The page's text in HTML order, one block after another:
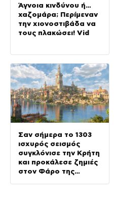
Άγνοια κινδύνου ή…
χαζομάρα; Περίμεναν
την χιονοστιβάδα να
τους πλακώσει! Vid
Σαν σήμερα το 1303
ισχυρός σεισμός
συγκλόνισε την Κρήτη
και προκάλεσε ζημιές
στον Φάρο της